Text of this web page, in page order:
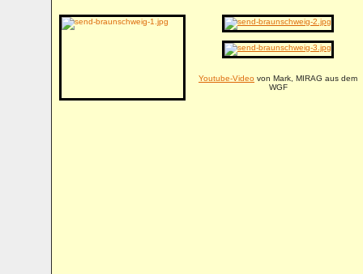
Youtube-Video von Mark, MIRAG aus dem
WGF